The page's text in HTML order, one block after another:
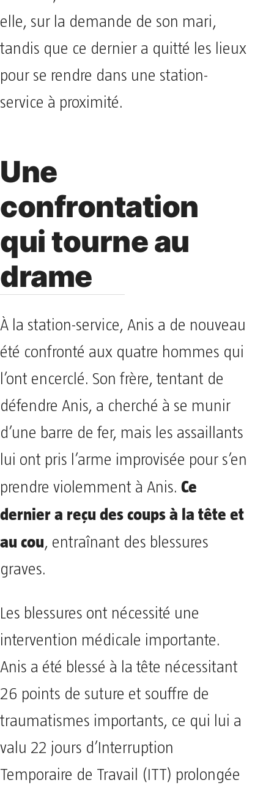
elle, sur la demande de son mari,
tandis que ce dernier a quitté les lieux
pour se rendre dans une station-
service à proximité.
Une
confrontation
qui tourne au
drame
À la station-service, Anis a de nouveau
été confronté aux quatre hommes qui
l’ont encerclé. Son frère, tentant de
défendre Anis, a cherché à se munir
d’une barre de fer, mais les assaillants
lui ont pris l’arme improvisée pour s’en
prendre violemment à Anis. Ce
dernier a reçu des coups à la tête et
au cou, entraînant des blessures
graves.
Les blessures ont nécessité une
intervention médicale importante.
Anis a été blessé à la tête nécessitant
26 points de suture et souffre de
traumatismes importants, ce qui lui a
valu 22 jours d’Interruption
Temporaire de Travail (ITT) prolongée